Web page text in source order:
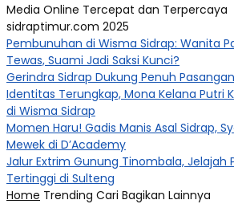
Media Online Tercepat dan Terpercaya
sidraptimur.com 2025
Pembunuhan di Wisma Sidrap: Wanita
Tewas, Suami Jadi Saksi Kunci?
Gerindra Sidrap Dukung Penuh
Identitas Terungkap, Mona Kelana Putri
di Wisma Sidrap
Momen Haru! Gadis Manis Asal Sidrap,
Mewek di D’Academy​
Jalur Extrim Gunung Tinombala, Jelajah
Tertinggi di Sulteng
Home Trending Cari Bagikan Lainnya